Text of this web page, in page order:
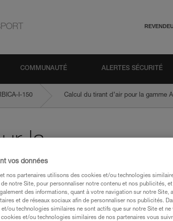
COMMUNAUTÉ ALERTES SÉCURITÉ
I-150 Calcul du tirant d’air pour la gamme
la
pour les longes avec
de 2020 (référence
vos données
et nos partenaires utilisons des cookies et/ou technologies
notre Site, pour personnaliser notre contenu et nos publicités,
des informations, quant à votre navigation sur notre Site,
et de réseaux sociaux afin de personnaliser nos publicités.
ou technologies similaires ne sont actifs que sur notre Site et ne
cookies et/ou technologies similaires de nos partenaires vous